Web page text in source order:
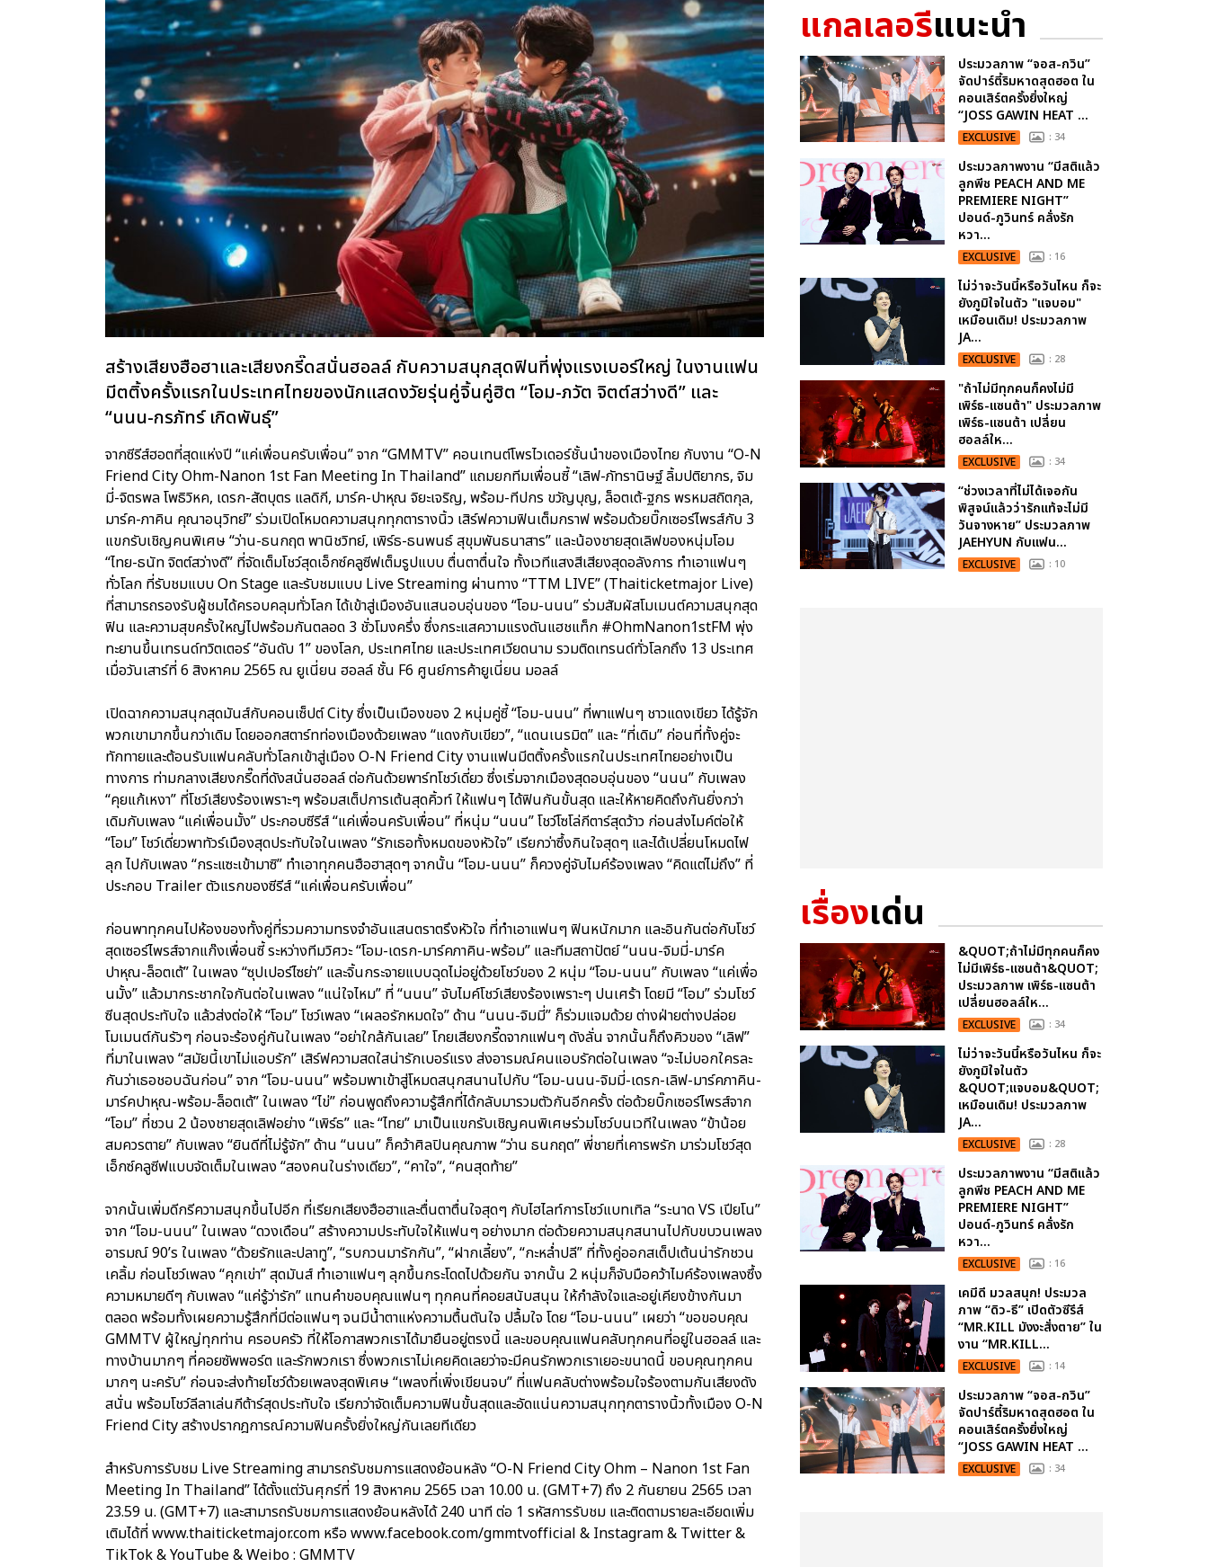
สร้างเสียงฮือฮาและเสียงกรี๊ดสนั่นฮอลล์ กับความสนุกสุดฟินที่พุ่งแรงเบอร์ใหญ่ ในงานแฟน
มีตติ้งครั้งแรกในประเทศไทยของนักแสดงวัยรุ่นคู่จิ้นคู่ฮิต “โอม-ภวัต จิตต์สว่างดี” และ
“นนน-กรภัทร์ เกิดพันธุ์”
จากซีรีส์ฮอตที่สุดแห่งปี “แค่เพื่อนครับเพื่อน” จาก “GMMTV” คอนเทนต์โพรไวเดอร์ชั้นนำของเมืองไทย กับงาน “O-N
Friend City Ohm-Nanon 1st Fan Meeting In Thailand” แถมยกทีมเพื่อนซี้ “เลิฟ-ภัทรานิษฐ์ ลิ้มปติยากร, จิม
มี่-จิตรพล โพธิวิหค, เดรก-สัตบุตร แลดิกี, มาร์ค-ปาหุณ จิยะเจริญ, พร้อม-ทีปกร ขวัญบุญ, ล็อตเต้-ฐกร พรหมสถิตกุล,
มาร์ค-ภาคิน คุณาอนุวิทย์” ร่วมเปิดโหมดความสนุกทุกตารางนิ้ว เสิร์ฟความฟินเต็มกราฟ พร้อมด้วยบิ๊กเซอร์ไพรส์กับ 3
แขกรับเชิญคนพิเศษ “ว่าน-ธนกฤต พานิชวิทย์, เพิร์ธ-ธนพนธ์ สุขุมพันธนาสาร” และน้องชายสุดเลิฟของหนุ่มโอม
“ไทย-ธนัท จิตต์สว่างดี” ที่จัดเต็มโชว์สุดเอ็กซ์คลูซีฟเต็มรูปแบบ ตื่นตาตื่นใจ ทั้งเวทีแสงสีเสียงสุดอลังการ ทำเอาแฟนๆ
ทั่วโลก ที่รับชมแบบ On Stage และรับชมแบบ Live Streaming ผ่านทาง “TTM LIVE” (Thaiticketmajor Live)
ที่สามารถรองรับผู้ชมได้ครอบคลุมทั่วโลก ได้เข้าสู่เมืองอันแสนอบอุ่นของ “โอม-นนน” ร่วมสัมผัสโมเมนต์ความสนุกสุด
ฟิน และความสุขครั้งใหญ่ไปพร้อมกันตลอด 3 ชั่วโมงครึ่ง ซึ่งกระแสความแรงดันแฮชแท็ก #OhmNanon1stFM พุ่ง
ทะยานขึ้นเทรนด์ทวิตเตอร์ “อันดับ 1” ของโลก, ประเทศไทย และประเทศเวียดนาม รวมติดเทรนด์ทั่วโลกถึง 13 ประเทศ
เมื่อวันเสาร์ที่ 6 สิงหาคม 2565 ณ ยูเนี่ยน ฮอลล์ ชั้น F6 ศูนย์การค้ายูเนี่ยน มอลล์
เปิดฉากความสนุกสุดมันส์กับคอนเซ็ปต์ City ซึ่งเป็นเมืองของ 2 หนุ่มคู่ซี้ “โอม-นนน” ที่พาแฟนๆ ชาวแดงเขียว ได้รู้จัก
พวกเขามากขึ้นกว่าเดิม โดยออกสตาร์ทท่องเมืองด้วยเพลง “แดงกับเขียว”, “แดนเนรมิต” และ “ที่เดิม” ก่อนที่ทั้งคู่จะ
ทักทายและต้อนรับแฟนคลับทั่วโลกเข้าสู่เมือง O-N Friend City งานแฟนมีตติ้งครั้งแรกในประเทศไทยอย่างเป็น
ทางการ ท่ามกลางเสียงกรี๊ดที่ดังสนั่นฮอลล์ ต่อกันด้วยพาร์ทโชว์เดี่ยว ซึ่งเริ่มจากเมืองสุดอบอุ่นของ “นนน” กับเพลง
“คุยแก้เหงา” ที่โชว์เสียงร้องเพราะๆ พร้อมสเต็ปการเต้นสุดคิ้วท์ ให้แฟนๆ ได้ฟินกันขั้นสุด และให้หายคิดถึงกันยิ่งกว่า
เดิมกับเพลง “แค่เพื่อนมั้ง” ประกอบซีรีส์ “แค่เพื่อนครับเพื่อน” ที่หนุ่ม “นนน” โชว์โซโล่กีตาร์สุดว้าว ก่อนส่งไมค์ต่อให้
“โอม” โชว์เดี่ยวพาทัวร์เมืองสุดประทับใจในเพลง “รักเธอทั้งหมดของหัวใจ” เรียกว่าซึ้งกินใจสุดๆ และได้เปลี่ยนโหมดไฟ
ลุก ไปกับเพลง “กระแซะเข้ามาซิ” ทำเอาทุกคนฮือฮาสุดๆ จากนั้น “โอม-นนน” ก็ควงคู่จับไมค์ร้องเพลง “คิดแต่ไม่ถึง” ที่
ประกอบ Trailer ตัวแรกของซีรีส์ “แค่เพื่อนครับเพื่อน”
ก่อนพาทุกคนไปห้องของทั้งคู่ที่รวมความทรงจำอันแสนตราตรึงหัวใจ ที่ทำเอาแฟนๆ ฟินหนักมาก และอินกันต่อกับโชว์
สุดเซอร์ไพรส์จากแก๊งเพื่อนซี้ ระหว่างทีมวิศวะ “โอม-เดรก-มาร์คภาคิน-พร้อม” และทีมสถาปัตย์ “นนน-จิมมี่-มาร์ค
ปาหุณ-ล็อตเต้” ในเพลง “ซุปเปอร์ไซย่า” และจิ้นกระจายแบบฉุดไม่อยู่ด้วยโชว์ของ 2 หนุ่ม “โอม-นนน” กับเพลง “แค่เพื่อ
นมั้ง” แล้วมากระชากใจกันต่อในเพลง “แน่ใจไหม” ที่ “นนน” จับไมค์โชว์เสียงร้องเพราะๆ ปนเศร้า โดยมี “โอม” ร่วมโชว์
ซีนสุดประทับใจ แล้วส่งต่อให้ “โอม” โชว์เพลง “เผลอรักหมดใจ” ด้าน “นนน-จิมมี่” ก็ร่วมแจมด้วย ต่างฝ่ายต่างปล่อย
โมเมนต์กันรัวๆ ก่อนจะร้องคู่กันในเพลง “อย่าใกล้กันเลย” โกยเสียงกรี๊ดจากแฟนๆ ดังลั่น จากนั้นก็ถึงคิวของ “เลิฟ”
ที่มาในเพลง “สมัยนี้เขาไม่แอบรัก” เสิร์ฟความสดใสน่ารักเบอร์แรง ส่งอารมณ์คนแอบรักต่อในเพลง “จะไม่บอกใครละ
กันว่าเธอชอบฉันก่อน” จาก “โอม-นนน” พร้อมพาเข้าสู่โหมดสนุกสนานไปกับ “โอม-นนน-จิมมี่-เดรก-เลิฟ-มาร์คภาคิน-
มาร์คปาหุณ-พร้อม-ล็อตเต้” ในเพลง “ไข่” ก่อนพูดถึงความรู้สึกที่ได้กลับมารวมตัวกันอีกครั้ง ต่อด้วยบิ๊กเซอร์ไพรส์จาก
“โอม” ที่ชวน 2 น้องชายสุดเลิฟอย่าง “เพิร์ธ” และ “ไทย” มาเป็นแขกรับเชิญคนพิเศษร่วมโชว์บนเวทีในเพลง “ข้าน้อย
สมควรตาย” กับเพลง “ยินดีที่ไม่รู้จัก” ด้าน “นนน” ก็คว้าศิลปินคุณภาพ “ว่าน ธนกฤต” พี่ชายที่เคารพรัก มาร่วมโชว์สุด
เอ็กซ์คลูซีฟแบบจัดเต็มในเพลง “สองคนในร่างเดียว”, “คาใจ”, “คนสุดท้าย”
จากนั้นเพิ่มดีกรีความสนุกขึ้นไปอีก ที่เรียกเสียงฮือฮาและตื่นตาตื่นใจสุดๆ กับไฮไลท์การโชว์แบทเทิล “ระนาด VS เปียโน”
จาก “โอม-นนน” ในเพลง “ดวงเดือน” สร้างความประทับใจให้แฟนๆ อย่างมาก ต่อด้วยความสนุกสนานไปกับขบวนเพลง
อารมณ์ 90’s ในเพลง “ด้วยรักและปลาทู”, “รบกวนมารักกัน”, “ฝากเลี้ยง”, “กะหล่ำปลี” ที่ทั้งคู่ออกสเต็ปเต้นน่ารักชวน
เคลิ้ม ก่อนโชว์เพลง “คุกเข่า” สุดมันส์ ทำเอาแฟนๆ ลุกขึ้นกระโดดไปด้วยกัน จากนั้น 2 หนุ่มก็จับมือคว้าไมค์ร้องเพลงซึ้ง
ความหมายดีๆ กับเพลง “แค่รู้ว่ารัก” แทนคำขอบคุณแฟนๆ ทุกคนที่คอยสนับสนุน ให้กำลังใจและอยู่เคียงข้างกันมา
ตลอด พร้อมทั้งเผยความรู้สึกที่มีต่อแฟนๆ จนมีน้ำตาแห่งความตื้นตันใจ ปลื้มใจ โดย “โอม-นนน” เผยว่า “ขอขอบคุณ
GMMTV ผู้ใหญ่ทุกท่าน ครอบครัว ที่ให้โอกาสพวกเราได้มายืนอยู่ตรงนี้ และขอบคุณแฟนคลับทุกคนที่อยู่ในฮอลล์ และ
ทางบ้านมากๆ ที่คอยซัพพอร์ต และรักพวกเรา ซึ่งพวกเราไม่เคยคิดเลยว่าจะมีคนรักพวกเราเยอะขนาดนี้ ขอบคุณทุกคน
มากๆ นะครับ” ก่อนจะส่งท้ายโชว์ด้วยเพลงสุดพิเศษ “เพลงที่เพิ่งเขียนจบ” ที่แฟนคลับต่างพร้อมใจร้องตามกันเสียงดัง
สนั่น พร้อมโชว์ลีลาเล่นกีต้าร์สุดประทับใจ เรียกว่าจัดเต็มความฟินขั้นสุดและอัดแน่นความสนุกทุกตารางนิ้วทั้งเมือง O-N
Friend City สร้างปรากฎการณ์ความฟินครั้งยิ่งใหญ่กันเลยทีเดียว
สำหรับการรับชม Live Streaming สามารถรับชมการแสดงย้อนหลัง “O-N Friend City Ohm – Nanon 1st Fan
Meeting In Thailand” ได้ตั้งแต่วันศุกร์ที่ 19 สิงหาคม 2565 เวลา 10.00 น. (GMT+7) ถึง 2 กันยายน 2565 เวลา
23.59 น. (GMT+7) และสามารถรับชมการแสดงย้อนหลังได้ 240 นาที ต่อ 1 รหัสการรับชม และติดตามรายละเอียดเพิ่ม
เติมได้ที่ www.thaiticketmajor.com หรือ www.facebook.com/gmmtvofficial & Instagram & Twitter &
TikTok & YouTube & Weibo : GMMTV
แกลเลอรีแนะนำ
ประมวลภาพ “จอส-กวิน”
จัดปาร์ตี้ริมหาดสุดฮอต ใน
คอนเสิร์ตครั้งยิ่งใหญ่
“JOSS GAWIN HEAT ...
EXCLUSIVE : 34
ประมวลภาพงาน “มีสติแล้ว
ลูกพีช PEACH AND ME
PREMIERE NIGHT”
ปอนด์-ภูวินทร์ คลั่งรัก
หวา...
EXCLUSIVE : 16
ไม่ว่าจะวันนี้หรือวันไหน ก็จะ
ยังภูมิใจในตัว "แจบอม"
เหมือนเดิม! ประมวลภาพ
JA...
EXCLUSIVE : 28
"ถ้าไม่มีทุกคนก็คงไม่มี
เพิร์ธ-แซนต้า" ประมวลภาพ
เพิร์ธ-แซนต้า เปลี่ยน
ฮอลล์ให...
EXCLUSIVE : 34
“ช่วงเวลาที่ไม่ได้เจอกัน
พิสูจน์แล้วว่ารักแท้จะไม่มี
วันจางหาย” ประมวลภาพ
JAEHYUN กับแฟน...
EXCLUSIVE : 10
เรื่องเด่น
&QUOT;ถ้าไม่มีทุกคนก็คง
ไม่มีเพิร์ธ-แซนต้า&QUOT;
ประมวลภาพ เพิร์ธ-แซนต้า
เปลี่ยนฮอลล์ให...
EXCLUSIVE : 34
ไม่ว่าจะวันนี้หรือวันไหน ก็จะ
ยังภูมิใจในตัว
&QUOT;แจบอม&QUOT;
เหมือนเดิม! ประมวลภาพ
JA...
EXCLUSIVE : 28
ประมวลภาพงาน “มีสติแล้ว
ลูกพีช PEACH AND ME
PREMIERE NIGHT”
ปอนด์-ภูวินทร์ คลั่งรัก
หวา...
EXCLUSIVE : 16
เคมีดี มวลสนุก! ประมวล
ภาพ “ดิว-ธี” เปิดตัวซีรีส์
“MR.KILL มังงะสั่งตาย” ใน
งาน “MR.KILL...
EXCLUSIVE : 14
ประมวลภาพ “จอส-กวิน”
จัดปาร์ตี้ริมหาดสุดฮอต ใน
คอนเสิร์ตครั้งยิ่งใหญ่
“JOSS GAWIN HEAT ...
EXCLUSIVE : 34